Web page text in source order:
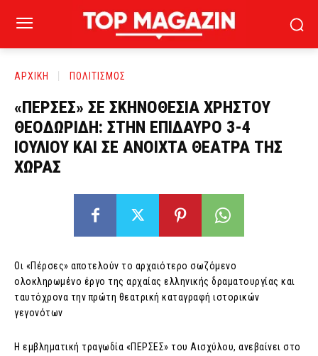
ΑΡΧΙΚΗ ΠΟΛΙΤΙΣΜΟΣ
«ΠΕΡΣΕΣ» ΣΕ ΣΚΗΝΟΘΕΣΙΑ ΧΡΗΣΤΟΥ
ΘΕΟΔΩΡΙΔΗ: ΣΤΗΝ ΕΠΙΔΑΥΡΟ 3-4
ΙΟΥΛΙΟΥ ΚΑΙ ΣΕ ΑΝΟΙΧΤΑ ΘΕΑΤΡΑ ΤΗΣ
ΧΩΡΑΣ
Οι «Πέρσες» αποτελούν το αρχαιότερο σωζόμενο
ολοκληρωμένο έργο της αρχαίας ελληνικής δραματουργίας και
ταυτόχρονα την πρώτη θεατρική καταγραφή ιστορικών
γεγονότων
Η εμβληματική τραγωδία «ΠΕΡΣΕΣ» του Αισχύλου, ανεβαίνει στο